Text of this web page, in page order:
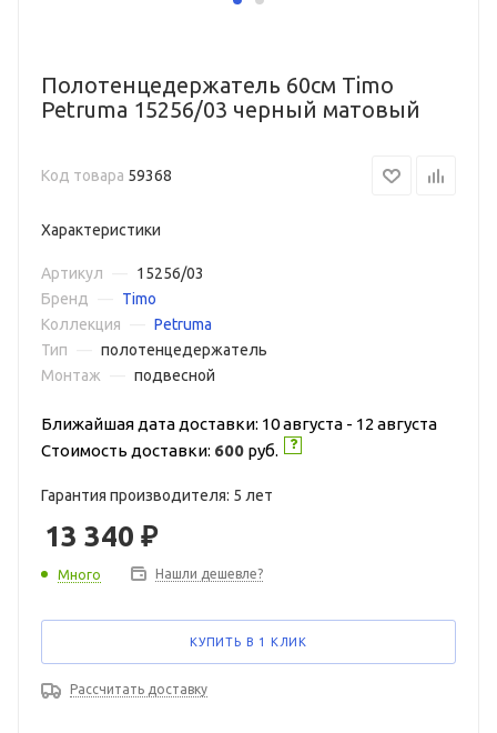
Полотенцедержатель 60см Timo
Petruma 15256/03 черный матовый
Код товара 59368
Характеристики
Артикул
15256/03
Бренд
Timo
Коллекция
Petruma
Тип
полотенцедержатель
Монтаж
подвесной
Ближайшая дата доставки: 10 августа - 12 августа
Стоимость доставки: 600 руб.
Гарантия производителя: 5 лет
13 340 ₽
Много Нашли дешевле?
КУПИТЬ В 1 КЛИК
Рассчитать доставку